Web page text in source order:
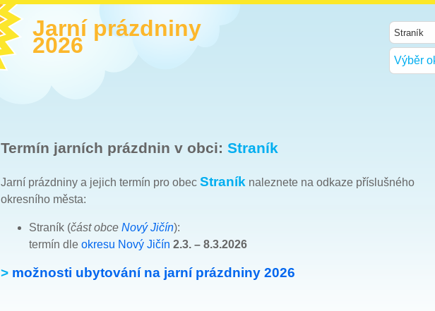
Jarní prázdniny
2026
Výběr
Termín jarních prázdnin v obci: Straník
Jarní prázdniny a jejich termín pro obec Straník naleznete na odkaze příslušného
okresního města:
Straník (část obce Nový Jičín):
termín dle okresu Nový Jičín 2.3. – 8.3.2026
> možnosti ubytování na jarní prázdniny 2026